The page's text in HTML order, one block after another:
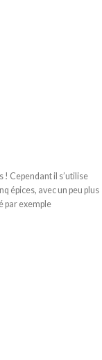
! Cependant il s’utilise
épices, avec un peu plus
par exemple